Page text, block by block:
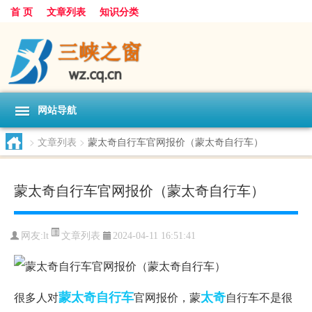
首 页 文章列表 知识分类
网站导航
> 文章列表 > 蒙太奇自行车官网报价（蒙太奇自行车）
蒙太奇自行车官网报价（蒙太奇自行车）
网友: lt 文章列表 2024-04-11 16:51:41
很多人对蒙太奇自行车官网报价，蒙太奇自行车不是很